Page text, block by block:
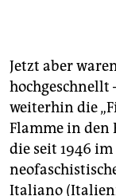
Jetzt aber
hochgeschnellt
weiterhin die
Flamme in den
die seit 1946
Italiano